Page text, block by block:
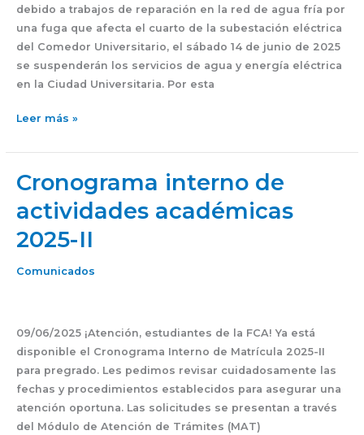
debido a trabajos de reparación en la red de agua fría por
una fuga que afecta el cuarto de la subestación eléctrica
del Comedor Universitario, el sábado 14 de junio de 2025
se suspenderán los servicios de agua y energía eléctrica
en la Ciudad Universitaria. Por esta
Leer más »
Cronograma interno de
actividades académicas
2025-II
Comunicados
09/06/2025 ¡Atención, estudiantes de la FCA! Ya está
disponible el Cronograma Interno de Matrícula 2025-II
para pregrado. Les pedimos revisar cuidadosamente las
fechas y procedimientos establecidos para asegurar una
atención oportuna. Las solicitudes se presentan a través
del Módulo de Atención de Trámites (MAT)
Cronograma
de
actividades
2025-